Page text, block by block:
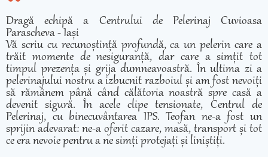
Dragă echipă a Centrului de Pelerinaj Cuvioasa
Parascheva - Iași
Vă scriu cu recunoștință profundă, ca un pelerin care a
trăit momente de nesiguranță, dar care a simțit tot
timpul prezența și grija dumneavoastră. În ultima zi a
pelerinajului nostru a izbucnit razboiul și am fost nevoiți
să rămânem până când călătoria noastră spre casă a
devenit sigură. În acele clipe tensionate, Centrul de
Pelerinaj, cu binecuvântarea IPS. Teofan ne-a fost un
sprijin adevarat: ne-a oferit cazare, masă, transport și tot
ce era nevoie pentru a ne simți protejați și liniștiți.